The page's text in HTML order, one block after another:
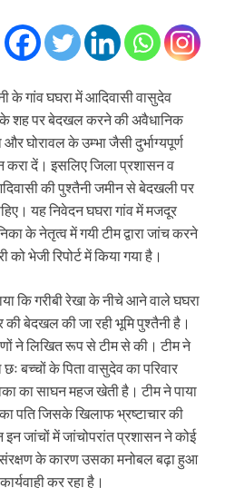
के गांव घघरा में आदिवासी वासुदेव
शह पर बेदखल करने की अवैधानिक
घोरावल के उम्‍भा जैसी दुर्भाग्यपूर्ण
करा दें। इसलिए जिला प्रशासन व
की पुश्तैनी जमीन से बेदखली पर
यह निवेदन घघरा गांव में मजदूर
के नेतृत्व में गयी टीम द्वारा जांच करने
भेजी रिपोर्ट में किया गया है।
कि गरीबी रेखा के नीचे आने वाले घघरा
की बेदखल की जा रही भूमि पुश्तैनी है।
ने लिखित रूप से टीम से की। टीम ने
बच्चों के पिता वासुदेव का परिवार
का साघन महज खेती है। टीम ने पाया
पति जिसके खिलाफ भ्रष्टाचार की
इन जांचों में जांचोपरांत प्रशासन ने कोई
संरक्षण के कारण उसका मनोबल बढ़ा हुआ
कर रहा है।